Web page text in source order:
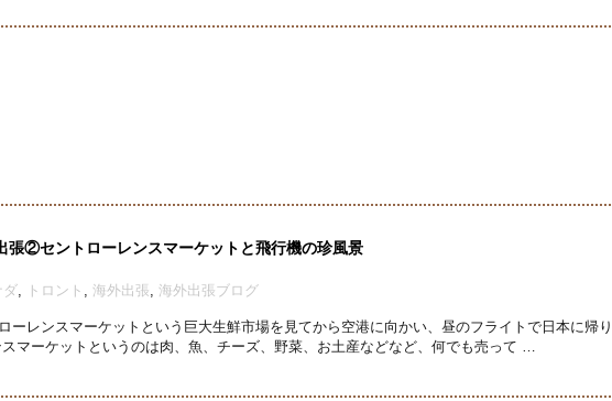
張②セントローレンスマーケットと飛行機の珍風景
ダ トロント 海外出張 海外出張ブログ
ーレンスマーケットという巨大生鮮市場を見てから空港に向かい、昼のフライトで日本に帰り
マーケットというのは肉、魚、チーズ、野菜、お土産などなど、何でも売って …